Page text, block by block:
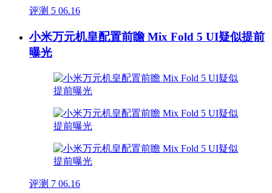
评测 5 06.16
小米万元机皇配置前瞻 Mix Fold 5 UI疑似提前
曝光
评测 7 06.16